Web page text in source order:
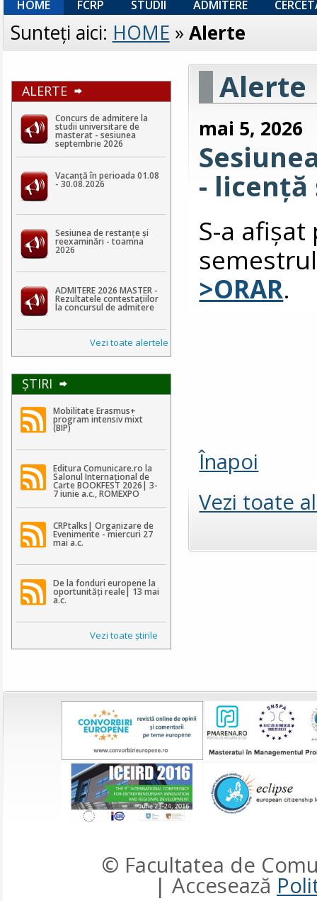
HOME FCRP STUDII ADMITERE
Sunteţi aici: HOME » Alerte
ALERTE
Concurs de admitere la
studii universitare de
masterat - sesiunea
septembrie 2026
Vacanță în perioada 01.08
- 30.08.2026
Sesiunea de restanțe și
reexaminări - toamna
2026
ADMITERE 2026 MASTER -
Rezultatele contestaţiilor
la concursul de admitere
Vezi toate alertele
ŞTIRI
Mobilitate Erasmus+
program intensiv mixt
(BIP)
Editura Comunicare.ro la
Salonul Internațional de
Carte BOOKFEST 2026| 3-
7 iunie a.c., ROMEXPO
CRPtalks| Organizare de
Evenimente - miercuri 27
mai a.c.
De la fonduri europene la
oportunități reale| 13 mai
a.c.
Vezi toate ştirile
Alerte
mai 5, 2026
- licență
S-a
>ORAR.
Înapoi
Vezi toate
© Facultatea de
| Accesează